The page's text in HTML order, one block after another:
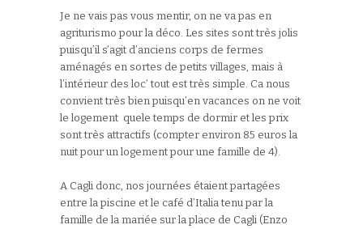
Je ne vais pas vous mentir, on ne va pas en
agriturismo pour la déco. Les sites sont très jolis
puisqu’il s’agit d’anciens corps de fermes
aménagés en sortes de petits villages, mais à
l’intérieur des loc’ tout est très simple. Ca nous
convient très bien puisqu’en vacances on ne voit
le logement quele temps de dormir et les prix
sont très attractifs (compter environ 85 euros la
nuit pour un logement pour une famille de 4).
A Cagli donc, nos journées étaient partagées
entre la piscine et le café d’Italia tenu par la
famille de la mariée sur la place de Cagli (Enzo